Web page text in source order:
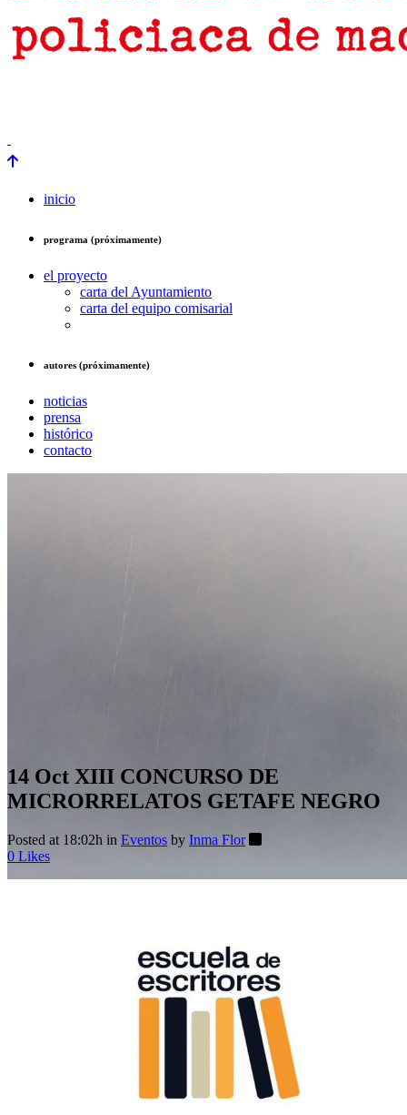
inicio
programa (próximamente)
el proyecto
carta del Ayuntamiento
carta del equipo comisarial
autores (próximamente)
noticias
prensa
histórico
contacto
14 Oct XIII CONCURSO DE
MICRORRELATOS GETAFE NEGRO
Posted at 18:02h in Eventos by Inma Flor
0 Likes